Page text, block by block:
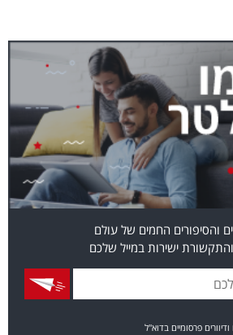
והסיפורים החמים של עולם
ישירות במייל שלכם
פרסומיים בדוא"ל